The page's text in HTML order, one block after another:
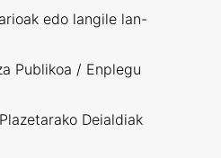
edo langile lan-
Publikoa / Enplegu
Deialdiak